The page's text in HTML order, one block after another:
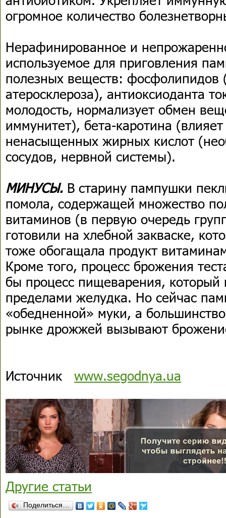
огромное количество
Нерафинированное и
используемое для приговления
полезных веществ:
атеросклероза), антиоксиоданта
молодость, нормализует обмен
иммунитет), бета-каротина
ненасыщенных жирных кислот
сосудов, нервной системы).
МИНУСЫ. В старину пампушки
помола, содержащей множество
витаминов (в первую очередь
готовили на хлебной закваске,
тоже обогащала продукт
Кроме того, процесс брожения
бы процесс пищеварения, который
пределами желудка. Но сейчас
«обедненной» муки, а
рынке дрожжей вызывают
Источник www.segodnya.ua
Другие статьи
Поделиться…